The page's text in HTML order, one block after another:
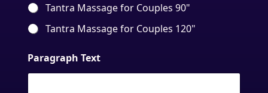
Tantra Massage for Couples 90"
Tantra Massage for Couples 120"
Paragraph Text